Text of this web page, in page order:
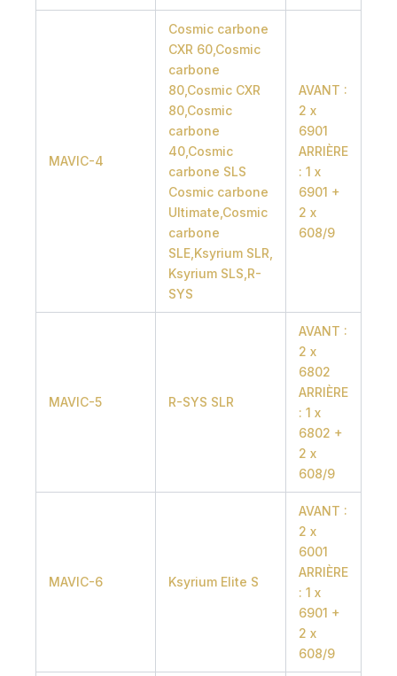
MAVIC-4
Cosmic carbone
CXR 60,Cosmic
carbone
80,Cosmic CXR
80,Cosmic
carbone
40,Cosmic
carbone SLS
Cosmic carbone
Ultimate,Cosmic
carbone
SLE,Ksyrium SLR,
Ksyrium SLS,R-
SYS
AVANT :
2 x
6901
ARRIÈRE
: 1 x
6901 +
2 x
608/9
MAVIC-5 R-SYS SLR
AVANT :
2 x
6802
ARRIÈRE
: 1 x
6802 +
2 x
608/9
MAVIC-6 Ksyrium Elite S
AVANT :
2 x
6001
ARRIÈRE
: 1 x
6901 +
2 x
608/9